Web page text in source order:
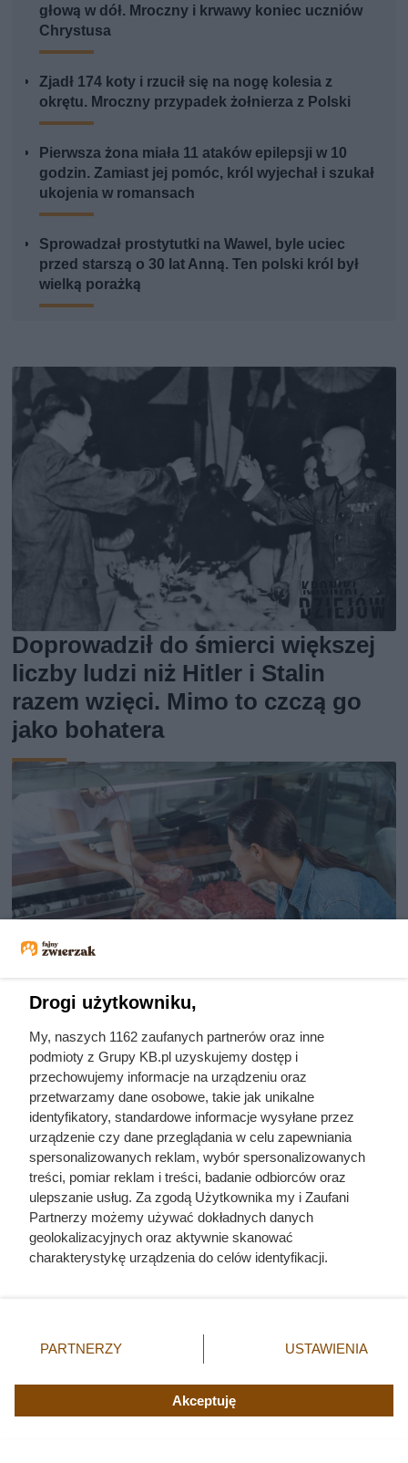
głową w dół. Mroczny i krwawy koniec uczniów
Chrystusa
Zjadł 174 koty i rzucił się na nogę kolesia z
okrętu. Mroczny przypadek żołnierza z Polski
Pierwsza żona miała 11 ataków epilepsji w 10
godzin. Zamiast jej pomóc, król wyjechał i szukał
ukojenia w romansach
Sprowadzał prostytutki na Wawel, byle uciec
przed starszą o 30 lat Anną. Ten polski król był
wielką porażką
Doprowadził do śmierci większej
liczby ludzi niż Hitler i Stalin
razem wzięci. Mimo to czczą go
jako bohatera
Dziennikarze ujawnili
pochodzenie mięsa z Dino. Klienci
zaskoczeni
Drogi użytkowniku,
My, naszych 1162 zaufanych partnerów oraz inne
podmioty z Grupy KB.pl uzyskujemy dostęp i
przechowujemy informacje na urządzeniu oraz
przetwarzamy dane osobowe, takie jak unikalne
identyfikatory, standardowe informacje wysyłane przez
urządzenie czy dane przeglądania w celu zapewniania
spersonalizowanych reklam, wybór spersonalizowanych
treści, pomiar reklam i treści, badanie odbiorców oraz
ulepszanie usług. Za zgodą Użytkownika my i Zaufani
Partnerzy możemy używać dokładnych danych
geolokalizacyjnych oraz aktywnie skanować
charakterystykę urządzenia do celów identyfikacji.
zmienić/wycofać klikając przycisk ustawień prywatności
znajdujący się w lewym dolnym rogu strony. Niektóre
użytkownika, ale masz prawo sprzeciwić się takiemu
przetwarzaniu. Preferencje będą miały zastosowania tylko
PARTNERZY USTAWIENIA
Akceptuję